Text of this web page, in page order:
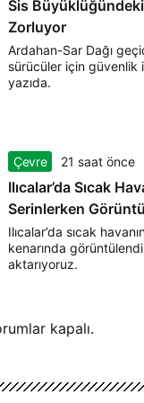
Sis Büyüklüğündeki
Zorluyor
Ardahan-Sar Dağı
sürücüler için güvenlik
yazıda.
Çevre 21 saat önce
Ilıcalar’da Sıcak
Serinlerken
Ilıcalar’da sıcak
kenarında
aktarıyoruz.
kapalı.